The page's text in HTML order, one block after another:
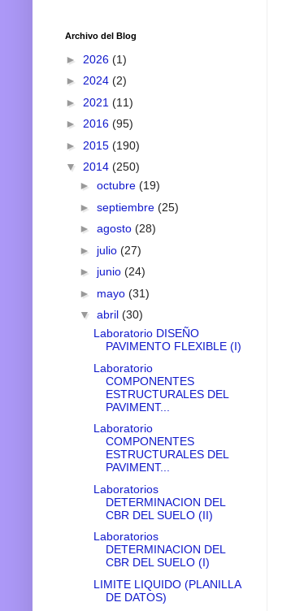
Archivo del Blog
► 2026 (1)
► 2024 (2)
► 2021 (11)
► 2016 (95)
► 2015 (190)
▼ 2014 (250)
► octubre (19)
► septiembre (25)
► agosto (28)
► julio (27)
► junio (24)
► mayo (31)
▼ abril (30)
Laboratorio DISEÑO
PAVIMENTO FLEXIBLE (I)
Laboratorio
COMPONENTES
ESTRUCTURALES DEL
PAVIMENT...
Laboratorio
COMPONENTES
ESTRUCTURALES DEL
PAVIMENT...
Laboratorios
DETERMINACION DEL
CBR DEL SUELO (II)
Laboratorios
DETERMINACION DEL
CBR DEL SUELO (I)
LIMITE LIQUIDO (PLANILLA
DE DATOS)